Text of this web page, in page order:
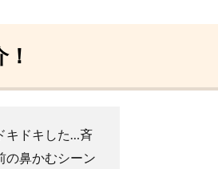
キドキした…斉
の鼻かむシーン